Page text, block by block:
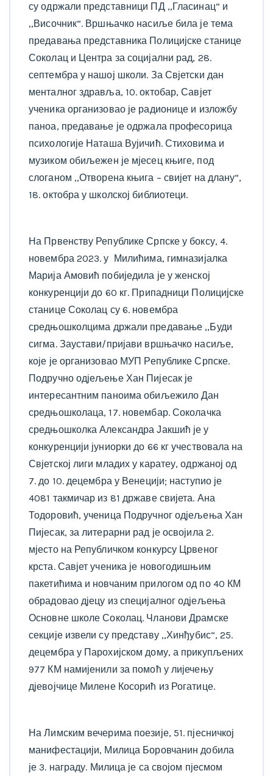
су одржали представници ПД ,,Гласинац“ и
,,Височник“. Вршњачко насиље била је тема
предавања представника Полицијске станице
Соколац и Центра за социјални рад, 28.
септембра у нашој школи. За Свјетски дан
менталног здравља, 10. октобар, Савјет
ученика организовао је радионице и изложбу
паноа, предавање је одржала професорица
психологије Наташа Вујичић. Стиховима и
музиком обиљежен је мјесец књиге, под
слоганом ,,Отворена књига – свијет на длану“,
18. октобра у школској библиотеци.
На Првенству Републике Српске у боксу, 4.
новембра 2023. у Милићима, гимназијалка
Марија Амовић побиједила је у женској
конкуренцији до 60 кг. Припадници Полицијске
станице Соколац су 6. новембра
средњошколцима држали предавање ,,Буди
сигма. Заустави/пријави вршњачко насиље,
које је организовао МУП Републике Српске.
Подручно одјељење Хан Пијесак је
интересантним паноима обиљежило Дан
средњошколаца, 17. новембар. Соколачка
средњошколка Александра Јакшић је у
конкуренцији јуниорки до 66 кг учествовала на
Свјетској лиги младих у каратеу, одржаној од
7. до 10. децембра у Венецији; наступио је
4081 такмичар из 81 државе свијета. Ана
Тодоровић, ученица Подручног одјељења Хан
Пијесак, за литерарни рад је освојила 2.
мјесто на Републичком конкурсу Црвеног
крста. Савјет ученика је новогодишњим
пакетићима и новчаним прилогом од по 40 КМ
обрадовао дјецу из специјалног одјељења
Основне школе Соколац. Чланови Драмске
секције извели су представу ,,Хинђубис“, 25.
децембра у Парохијском дому, а прикупљених
977 КМ намијенили за помоћ у лијечењу
дјевојчице Милене Косорић из Рогатице.
На Лимским вечерима поезије, 51. пјесничкој
манифестацији, Милица Боровчанин добила
је 3. награду. Милица је са својом пјесмом